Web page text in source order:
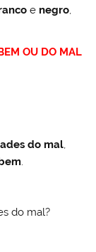
e negro,
OU DO MAL
do mal,
.
do mal?